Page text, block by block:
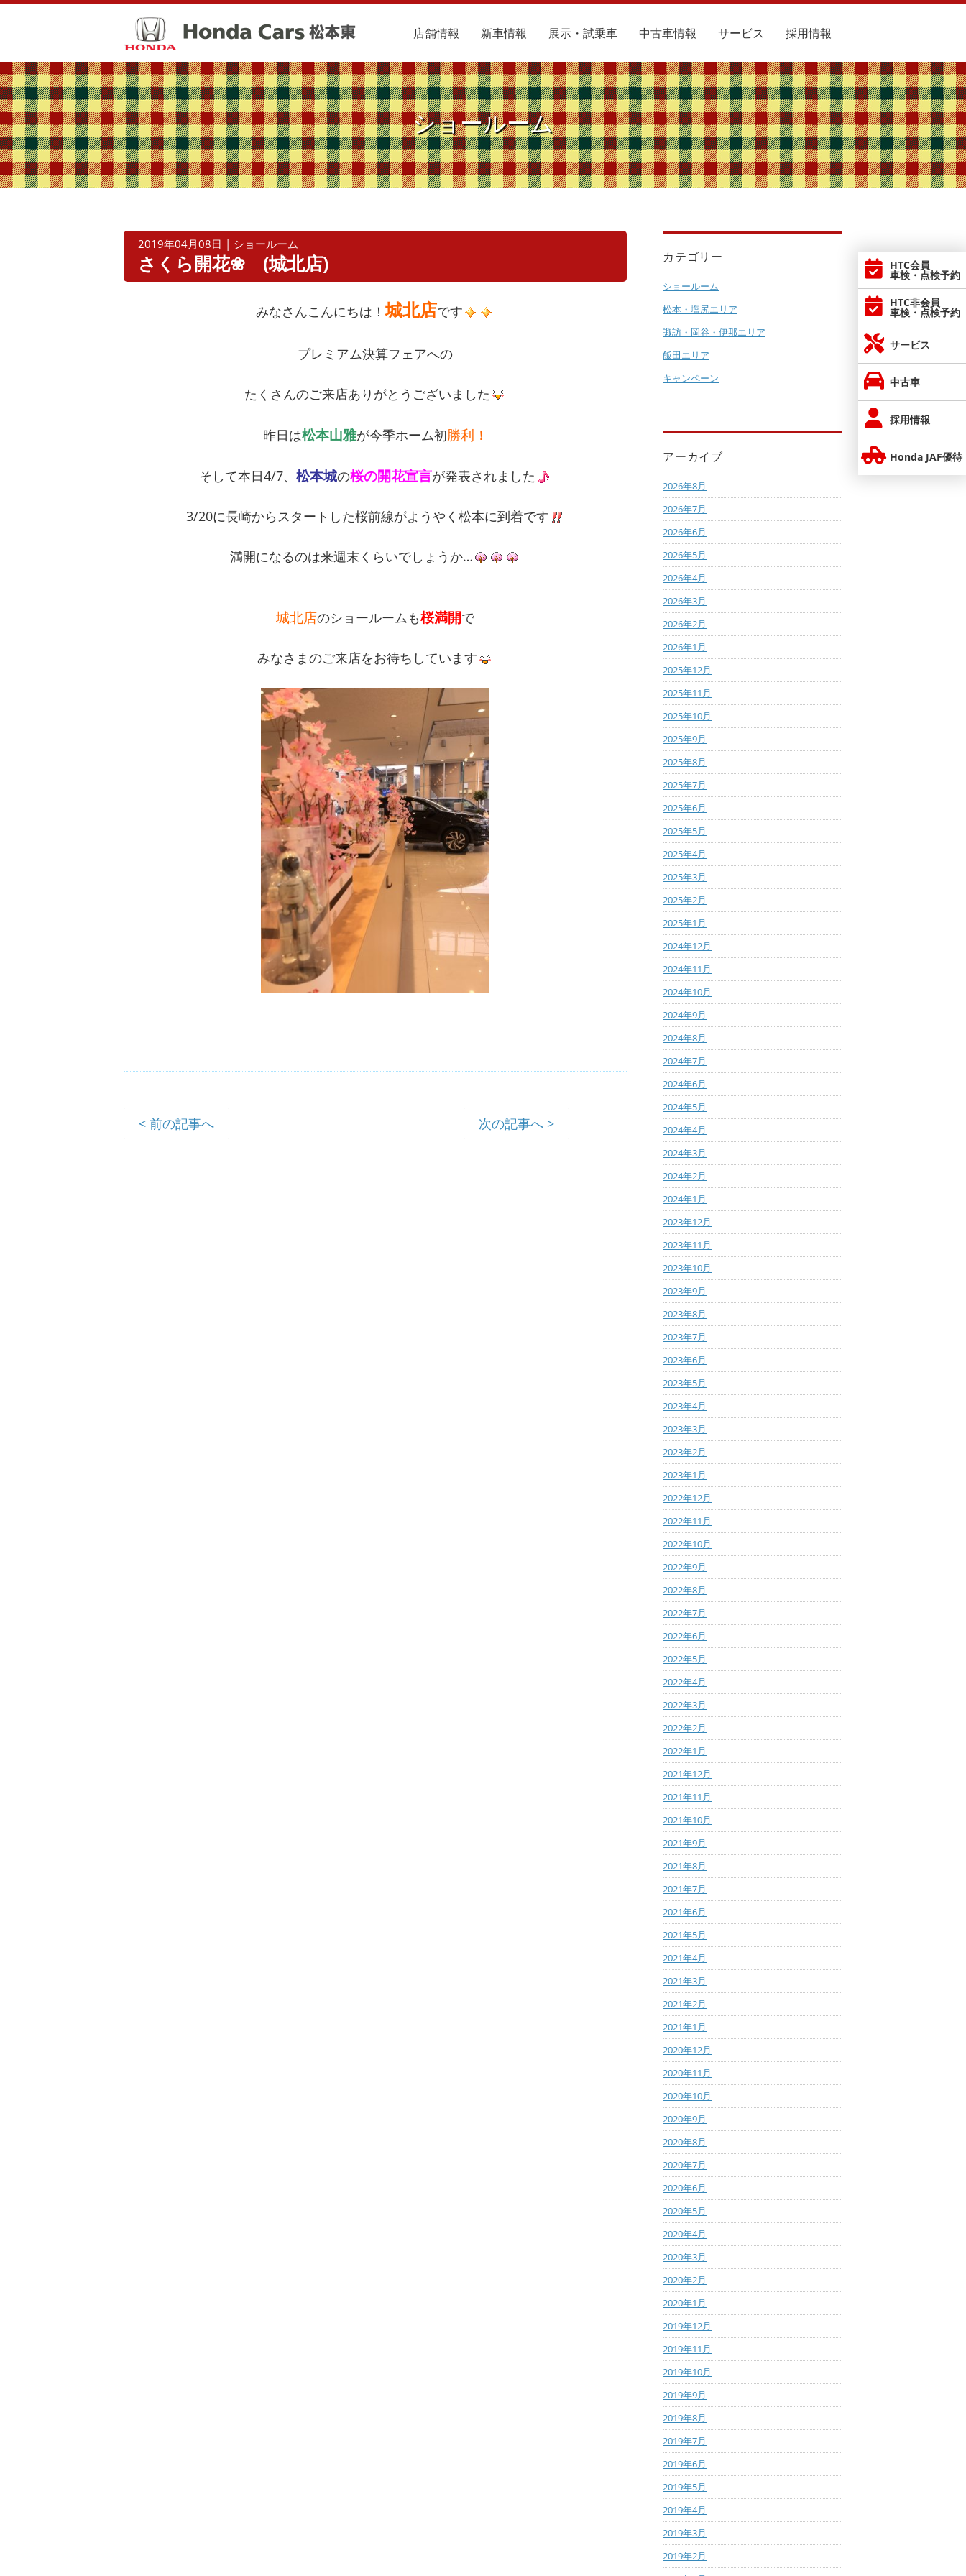
店舗情報 新車情報 展示・試乗車 中古車情報 サービス 採用情報
ショールーム
2019年04月08日 | ショールーム
さくら開花❀ (城北店)
みなさんこんにちは！城北店です
プレミアム決算フェアへの
たくさんのご来店ありがとうございました
昨日は松本山雅が今季ホーム初勝利！
そして本日4/7、 松本城の桜の開花宣言が発表されました
3/20に長崎からスタートした桜前線がようやく松本に到着です
満開になるのは来週末くらいでしょうか…
城北店のショールームも桜満開で
みなさまのご来店をお待ちしています
< 前の記事へ 次の記事へ >
カテゴリー
ショールーム
松本・塩尻エリア
諏訪・岡谷・伊那エリア
飯田エリア
キャンペーン
アーカイブ
2026年8月
2026年7月
2026年6月
2026年5月
2026年4月
2026年3月
2026年2月
2026年1月
2025年12月
2025年11月
2025年10月
2025年9月
2025年8月
2025年7月
2025年6月
2025年5月
2025年4月
2025年3月
2025年2月
2025年1月
2024年12月
2024年11月
2024年10月
2024年9月
2024年8月
2024年7月
2024年6月
2024年5月
2024年4月
2024年3月
2024年2月
2024年1月
2023年12月
2023年11月
2023年10月
2023年9月
2023年8月
2023年7月
2023年6月
2023年5月
2023年4月
2023年3月
2023年2月
2023年1月
2022年12月
2022年11月
2022年10月
2022年9月
2022年8月
2022年7月
2022年6月
2022年5月
2022年4月
2022年3月
2022年2月
2022年1月
2021年12月
2021年11月
2021年10月
2021年9月
2021年8月
2021年7月
2021年6月
2021年5月
2021年4月
2021年3月
2021年2月
2021年1月
2020年12月
2020年11月
2020年10月
2020年9月
2020年8月
2020年7月
2020年6月
2020年5月
2020年4月
2020年3月
2020年2月
2020年1月
2019年12月
2019年11月
2019年10月
2019年9月
2019年8月
2019年7月
2019年6月
2019年5月
2019年4月
2019年3月
2019年2月
HTC会員
車検・点検予約
HTC非会員
車検・点検予約
サービス
中古車
採用情報
Honda JAF優待